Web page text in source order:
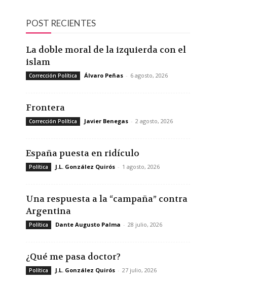
POST RECIENTES
La doble moral de la izquierda con el
islam
Corrección Política Álvaro Peñas - 6 agosto, 2026
Frontera
Corrección Política Javier Benegas - 2 agosto, 2026
España puesta en ridículo
Política J.L. González Quirós - 1 agosto, 2026
Una respuesta a la “campaña” contra
Argentina
Política Dante Augusto Palma - 28 julio, 2026
¿Qué me pasa doctor?
Política J.L. González Quirós - 27 julio, 2026